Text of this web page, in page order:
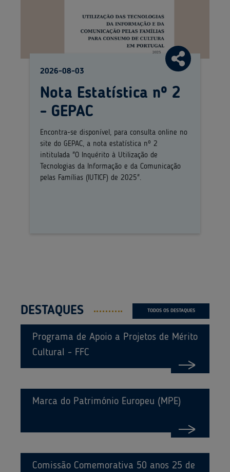
2026-08-03
Nota Estatística nº 2
- GEPAC
Encontra-se disponível, para consulta online no
site do GEPAC, a nota estatística nº 2
intitulada "O Inquérito à Utilização de
Tecnologias da Informação e da Comunicação
pelas Famílias (IUTICF) de 2025".
DESTAQUES TODOS OS DESTAQUES
Programa de Apoio a Projetos de Mérito
Cultural - FFC
Marca do Património Europeu (MPE)
Comissão Comemorativa 50 anos 25 de